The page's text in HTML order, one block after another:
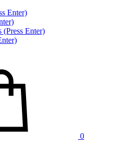
Enter)
(Press Enter)
0